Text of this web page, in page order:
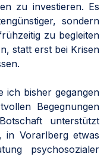
zu investieren. Es
sondern
zu begleiten
statt erst bei Krisen
ich bisher gegangen
Begegnungen
unterstützt
in Vorarlberg etwas
psychosozialer